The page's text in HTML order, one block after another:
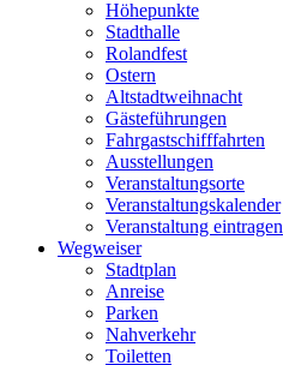
Höhepunkte
Stadthalle
Rolandfest
Ostern
Altstadtweihnacht
Gästeführungen
Fahrgastschifffahrten
Ausstellungen
Veranstaltungsorte
Veranstaltungskalender
Veranstaltung eintragen
Wegweiser
Stadtplan
Anreise
Parken
Nahverkehr
Toiletten